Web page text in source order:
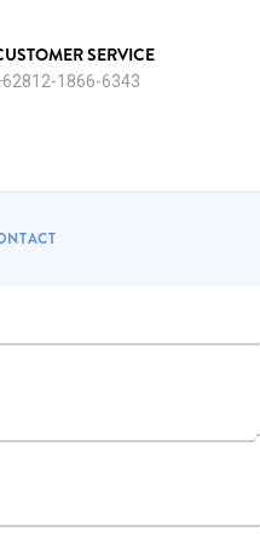
SERVICE
1866-6343